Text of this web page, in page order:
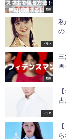
動画
ドラマ
私
の
動画
三
画
ドラマ
古
ら